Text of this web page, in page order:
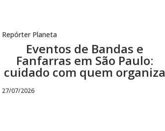
Repórter Planeta
Eventos de Bandas e
Fanfarras em São Paulo:
cuidado com quem organiza
27/07/2026